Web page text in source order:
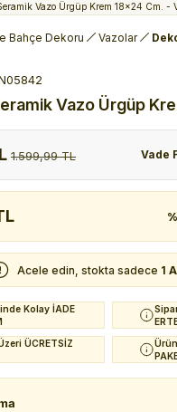
Bahçe Dekoru Vazolar
Vazo Ürgüp
1.599,99 TL Vade
Acele edin, stokta sadece 1
Kolay İADE
ÜCRETSİZ